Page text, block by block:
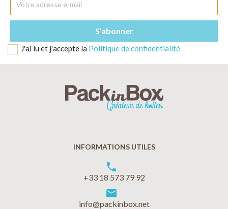
J'ai lu et j'accepte la Politique de confidentialité
INFORMATIONS UTILES
phone
+33 18 573 79 92
markunread
info@packinbox.net